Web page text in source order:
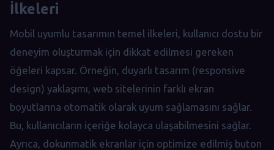
İlkeleri
Mobil uyumlu tasarımın temel ilkeleri, kullanıcı dostu bir
deneyim oluşturmak için dikkat edilmesi gereken
öğeleri kapsar. Örneğin, duyarlı tasarım (responsive
design) yaklaşımı, web sitelerinin farklı ekran
boyutlarına otomatik olarak uyum sağlamasını sağlar.
Bu, kullanıcıların içeriğe kolayca ulaşabilmesini sağlar.
Ayrıca, dokunmatik ekranlar için optimize edilmiş buton